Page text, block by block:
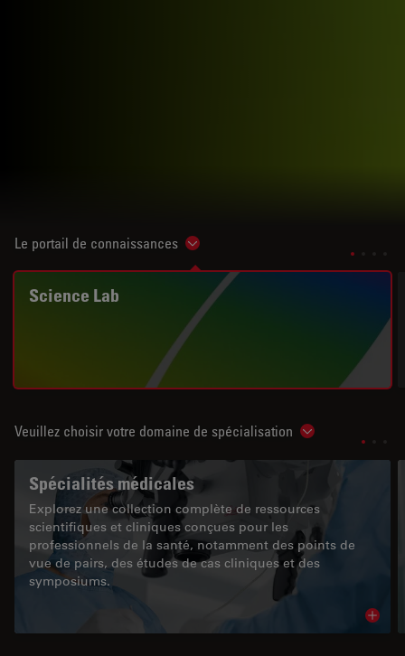
Le portail de connaissances Show subnavigation
Science Lab
Veuillez choisir votre domaine de spécialisation Show
Spécialités médicales
Explorez une collection complète de ressources
scientifiques et cliniques conçues pour les
professionnels de la santé, notamment des points de
vue de pairs, des études de cas cliniques et des
symposiums.